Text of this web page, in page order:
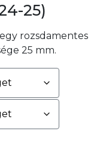
25)
rozsdamentes
25 mm.